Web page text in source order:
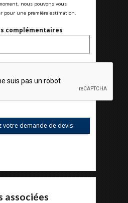
nous pouvons vous
pour une première estimation.
complémentaires
associées